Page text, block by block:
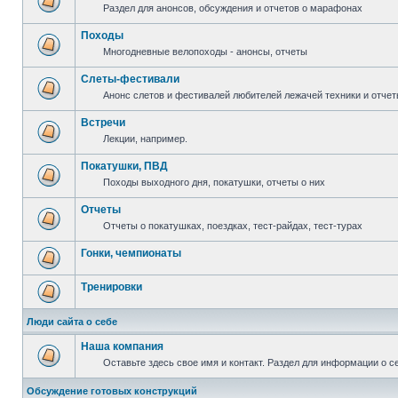
Раздел для анонсов, обсуждения и отчетов о марафонах
Походы
Многодневные велопоходы - анонсы, отчеты
Слеты-фестивали
Анонс слетов и фестивалей любителей лежачей техники и
Встречи
Лекции, например.
Покатушки, ПВД
Походы выходного дня, покатушки, отчеты о них
Отчеты
Отчеты о покатушках, поездках, тест-райдах, тест-турах
Гонки, чемпионаты
Тренировки
Люди сайта о себе
Наша компания
Оставьте здесь свое имя и контакт. Раздел для информации о
Обсуждение готовых конструкций